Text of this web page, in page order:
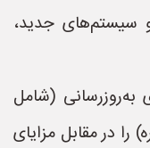
سیستم‌های جدید،
به‌روزرسانی (شامل
در مقابل مزایای